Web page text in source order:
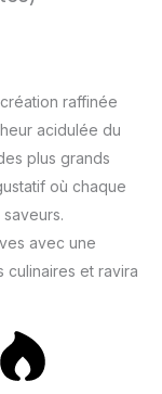
raffinée
acidulée du
plus grands
où chaque
avec une
et ravira